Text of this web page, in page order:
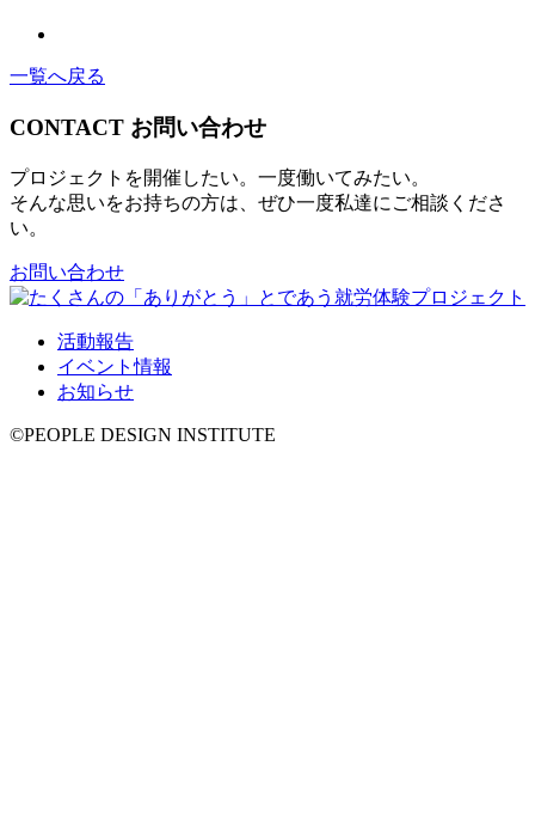
一覧へ戻る
CONTACT お問い合わせ
プロジェクトを開催したい。一度働いてみたい。
そんな思いをお持ちの方は、ぜひ一度私達にご相談くださ
い。
お問い合わせ
活動報告
イベント情報
お知らせ
©PEOPLE DESIGN INSTITUTE